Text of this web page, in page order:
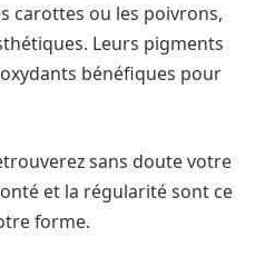
carottes ou les poivrons,
Leurs pigments
bénéfiques pour
sans doute votre
et la régularité sont ce
forme.